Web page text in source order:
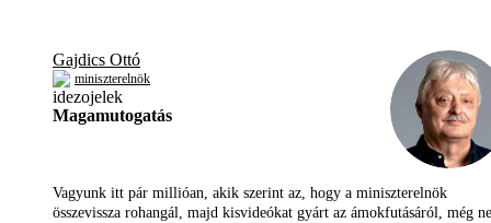
Gajdics Ottó
miniszterelnök
Magamutogatás
Vagyunk itt pár millióan, akik szerint az, hogy a miniszterelnök
összevissza rohangál, majd kisvideókat gyárt az ámokfutásáról, még